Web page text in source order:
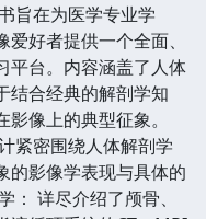
旨在为医学专业学
好者提供一个全面、
平台。内容涵盖了人体
结合经典的解剖学知
像上的典型征象。
紧密围绕人体解剖学
的影像学表现与具体的
： 详尽介绍了颅骨、